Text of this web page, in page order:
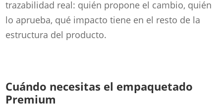
trazabilidad real: quién propone el cambio, quién
lo aprueba, qué impacto tiene en el resto de la
estructura del producto.
Cuándo necesitas el empaquetado
Premium